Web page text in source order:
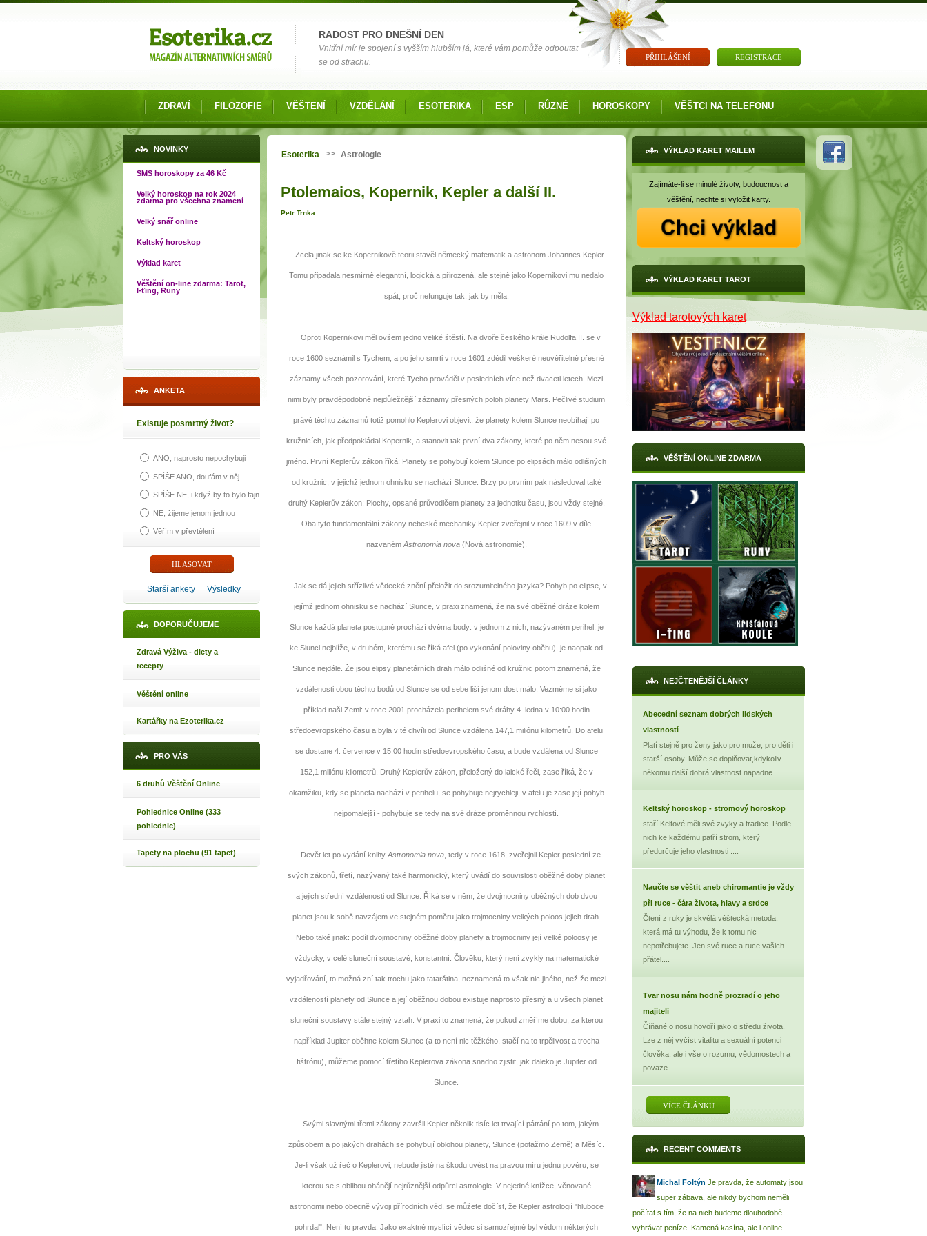
10 tipů pro zdravý a
plnohodnotný život
... všechny tipy zdarma.
Máte pocit, že jste unaveni hned jak ráno vstanete?
Nemusí to tak být - ZJISTĚTE ZDARMA!
Jak mít více energie každý den
Jak vnést do života rovnováhu
RADOST PRO DNEŠNÍ DEN
Vnitřní mír je spojení s vyšším hlubším já, které vám pomůže odpoutat
se od strachu.
PŘIHLÁŠENÍ REGISTRACE
ZDRAVÍ FILOZOFIE VĚŠTENÍ VZDĚLÁNÍ ESOTERIKA ESP RŮZNÉ HOROSKOPY VĚŠTCI NA TELEFONU
NOVINKY
SMS horoskopy za 46 Kč
Velký horoskop na rok 2024
zdarma pro všechna znamení
Velký snář online
Keltský horoskop
Výklad karet
Věštění on-line zdarma: Tarot,
I-ťing, Runy
ANKETA
Existuje posmrtný život?
ANO, naprosto nepochybuji
SPÍŠE ANO, doufám v něj
SPÍŠE NE, i když by to bylo fajn
NE, žijeme jenom jednou
Věřím v převtělení
Starší ankety Výsledky
DOPORUČUJEME
Zdravá Výživa - diety a
recepty
Věštění online
Kartářky na Ezoterika.cz
PRO VÁS
6 druhů Věštění Online
Pohlednice Online (333
pohlednic)
Tapety na plochu (91 tapet)
Jste zde
Esoterika >> Astrologie
Ptolemaios, Kopernik, Kepler a další II.
Petr Trnka
Zcela jinak se ke Kopernikově teorii stavěl německý matematik a astronom Johannes Kepler.
Tomu připadala nesmírně elegantní, logická a přirozená, ale stejně jako Kopernikovi mu nedalo
spát, proč nefunguje tak, jak by měla.
Oproti Kopernikovi měl ovšem jedno veliké štěstí. Na dvoře českého krále Rudolfa II. se v
roce 1600 seznámil s Tychem, a po jeho smrti v roce 1601 zdědil veškeré neuvěřitelně přesné
záznamy všech pozorování, které Tycho prováděl v posledních více než dvaceti letech. Mezi
nimi byly pravděpodobně nejdůležitější záznamy přesných poloh planety Mars. Pečlivé studium
právě těchto záznamů totiž pomohlo Keplerovi objevit, že planety kolem Slunce neobíhají po
kružnicích, jak předpokládal Kopernik, a stanovit tak první dva zákony, které po něm nesou své
jméno. První Keplerův zákon říká: Planety se pohybují kolem Slunce po elipsách málo odlišných
od kružnic, v jejichž jednom ohnisku se nachází Slunce. Brzy po prvním pak následoval také
druhý Keplerův zákon: Plochy, opsané průvodičem planety za jednotku času, jsou vždy stejné.
Oba tyto fundamentální zákony nebeské mechaniky Kepler zveřejnil v roce 1609 v díle
nazvaném Astronomia nova(Nová astronomie).
Jak se dá jejich střízlivé vědecké znění přeložit do srozumitelného jazyka? Pohyb po elipse, v
jejímž jednom ohnisku se nachází Slunce, v praxi znamená, že na své oběžné dráze kolem
Slunce každá planeta postupně prochází dvěma body: v jednom z nich, nazývaném perihel, je
ke Slunci nejblíže, v druhém, kterému se říká afel (po vykonání poloviny oběhu), je naopak od
Slunce nejdále. Že jsou elipsy planetárních drah málo odlišné od kružnic potom znamená, že
vzdálenosti obou těchto bodů od Slunce se od sebe liší jenom dost málo. Vezměme si jako
příklad naši Zemi: v roce 2001 procházela perihelem své dráhy 4. ledna v 10:00 hodin
středoevropského času a byla v té chvíli od Slunce vzdálena 147,1 miliónu kilometrů. Do afelu
se dostane 4. července v 15:00 hodin středoevropského času, a bude vzdálena od Slunce
152,1 miliónu kilometrů. Druhý Keplerův zákon, přeložený do laické řeči, zase říká, že v
okamžiku, kdy se planeta nachází v perihelu, se pohybuje nejrychleji, v afelu je zase její pohyb
nejpomalejší - pohybuje se tedy na své dráze proměnnou rychlostí.
Devět let po vydání knihy Astronomia nova, tedy v roce 1618, zveřejnil Kepler poslední ze
svých zákonů, třetí, nazývaný také harmonický, který uvádí do souvislosti oběžné doby planet
a jejich střední vzdálenosti od Slunce. Říká se v něm, že dvojmocniny oběžných dob dvou
planet jsou k sobě navzájem ve stejném poměru jako trojmocniny velkých poloos jejich drah.
Nebo také jinak: podíl dvojmocniny oběžné doby planety a trojmocniny její velké poloosy je
vždycky, v celé sluneční soustavě, konstantní. Člověku, který není zvyklý na matematické
vyjadřování, to možná zní tak trochu jako tatarština, neznamená to však nic jiného, než že mezi
vzdáleností planety od Slunce a její oběžnou dobou existuje naprosto přesný a u všech planet
sluneční soustavy stále stejný vztah. V praxi to znamená, že pokud změříme dobu, za kterou
například Jupiter oběhne kolem Slunce (a to není nic těžkého, stačí na to trpělivost a trocha
fištrónu), můžeme pomocí třetího Keplerova zákona snadno zjistit, jak daleko je Jupiter od
Slunce.
Svými slavnými třemi zákony završil Kepler několik tisíc let trvající pátrání po tom, jakým
způsobem a po jakých drahách se pohybují oblohou planety, Slunce (potažmo Země) a Měsíc.
Je-li však už řeč o Keplerovi, nebude jistě na škodu uvést na pravou míru jednu pověru, se
kterou se s oblibou ohánějí nejrůznější odpůrci astrologie. V nejedné knížce, věnované
astronomii nebo obecně vývoji přírodních věd, se můžete dočíst, že Kepler astrologií "hluboce
pohrdal". Není to pravda. Jako exaktně myslící vědec si samozřejmě byl vědom některých
VÝKLAD KARET MAILEM
Zajímáte-li se minulé životy, budoucnost a
věštění, nechte si vyložit karty.
VÝKLAD KARET TAROT
Výklad tarotových karet
VĚŠTĚNÍ ONLINE ZDARMA
NEJČTENĚJŠÍ ČLÁNKY
Abecední seznam dobrých lidských
vlastností
Platí stejně pro ženy jako pro muže, pro děti i
starší osoby. Může se doplňovat,kdykoliv
někomu další dobrá vlastnost napadne....
Keltský horoskop - stromový horoskop
staří Keltové měli své zvyky a tradice. Podle
nich ke každému patří strom, který
předurčuje jeho vlastnosti ....
Naučte se věštit aneb chiromantie je vždy
při ruce - čára života, hlavy a srdce
Čtení z ruky je skvělá věštecká metoda,
která má tu výhodu, že k tomu nic
nepotřebujete. Jen své ruce a ruce vašich
přátel....
Tvar nosu nám hodně prozradí o jeho
majiteli
Číňané o nosu hovoří jako o středu života.
Lze z něj vyčíst vitalitu a sexuální potenci
člověka, ale i vše o rozumu, vědomostech a
povaze...
VÍCE ČLÁNKU
RECENT COMMENTS
Michal Foltýn Je pravda, že automaty jsou
super zábava, ale nikdy bychom neměli
počítat s tím, že na nich budeme dlouhodobě
vyhrávat peníze. Kamená kasína, ale i online